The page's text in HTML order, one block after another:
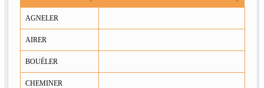
AGNELER
AIRER
BOUÉLER
CHEMINER